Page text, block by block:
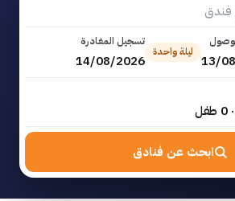
13/
ليلة واحدة
تسجيل المغادرة
14/08/2026
ابحث عن فنادق